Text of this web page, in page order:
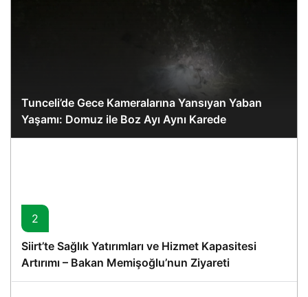
Tunceli’de Gece Kameralarına Yansıyan Yaban
Yaşamı: Domuz ile Boz Ayı Aynı Karede
2
Siirt’te Sağlık Yatırımları ve Hizmet Kapasitesi
Artırımı – Bakan Memişoğlu’nun Ziyareti